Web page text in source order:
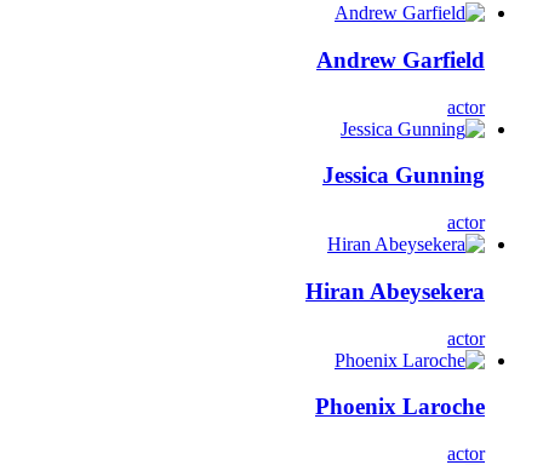
Andrew Garfield
actor
Jessica Gunning
actor
Hiran Abeysekera
actor
Phoenix Laroche
actor